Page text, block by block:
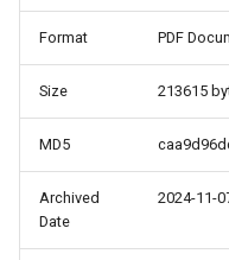
Format PDF
Size 213615
MD5
Archived
Date
2024-11-